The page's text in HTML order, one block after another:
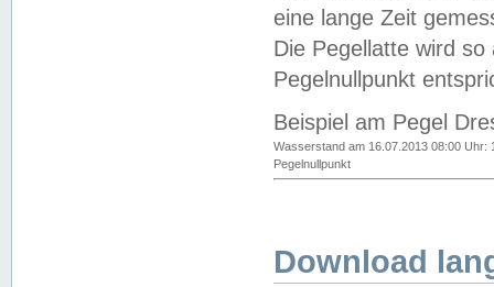
eine lange Zeit
Die Pegellatte wird
Pegelnullpunkt
Beispiel am Pegel
Wasserstand am 16.07.2013 08:00 Uhr:
Pegelnullpunkt
Download